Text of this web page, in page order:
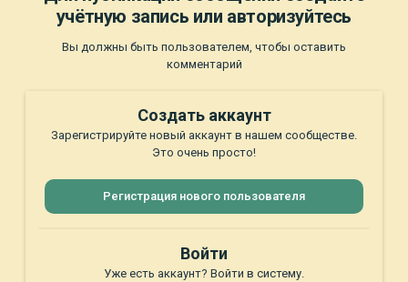
учётную запись или авторизуйтесь
Вы должны быть пользователем, чтобы оставить
комментарий
Создать аккаунт
Зарегистрируйте новый аккаунт в нашем сообществе.
Это очень просто!
Регистрация нового пользователя
Войти
Уже есть аккаунт? Войти в систему.